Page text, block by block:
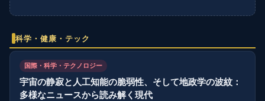
科学・健康・テック
国際・科学・テクノロジー
宇宙の静寂と人工知能の脆弱性、そして地政学の波紋：
多様なニュースから読み解く現代